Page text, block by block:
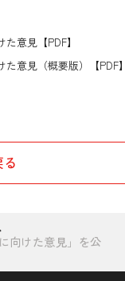
た意見 【PDF】
意見（概要版） 【PDF
向けた意見」を公